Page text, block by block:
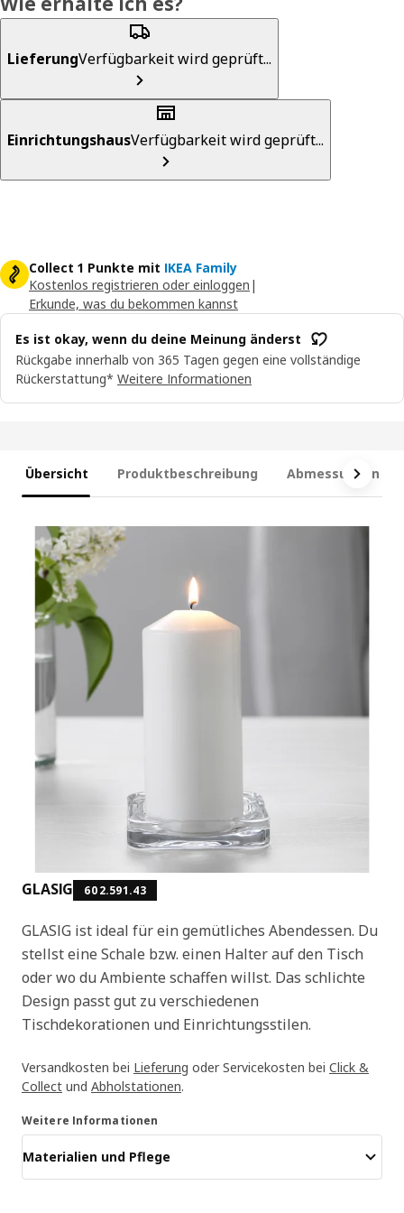
LieferungVerfügbarkeit wird geprüft...
EinrichtungshausVerfügbarkeit wird geprüft...
Collect 1 Punkte mit IKEA Family
Kostenlos registrieren oder einloggen |
Erkunde, was du bekommen kannst
Es ist okay, wenn du deine Meinung änderst
Rückgabe innerhalb von 365 Tagen gegen eine vollständige
Rückerstattung* Weitere Informationen
Übersicht Produktbeschreibung Abmessungen
GLASIG 602.591.43
GLASIG ist ideal für ein gemütliches Abendessen. Du
stellst eine Schale bzw. einen Halter auf den Tisch
oder wo du Ambiente schaffen willst. Das schlichte
Design passt gut zu verschiedenen
Tischdekorationen und Einrichtungsstilen.
Versandkosten bei Lieferung oder Servicekosten bei Click &
Collect und Abholstationen.
Weitere Informationen
Materialien und Pflege